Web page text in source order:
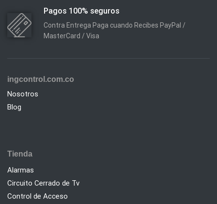
Pagos 100% seguros
Contra Entrega Paga cuando Recibes PayPal /
MasterCard / Visa
ingcontrol.com.co
Nosotros
Blog
Tienda
Alarmas
Circuito Cerrado de Tv
Control de Acceso